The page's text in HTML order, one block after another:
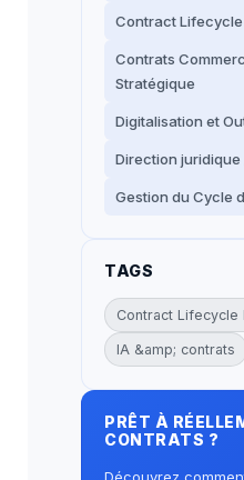
Contract
Contrats
Stratégique
Digitalisation et
Direction juridique
Gestion du Cycle
TAGS
Contract Lifecycle
IA &amp; contrats
PRÊT À
CONTRATS ?